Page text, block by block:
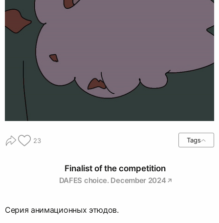
23 Tags
Finalist of the competition
DAFES choice. December 2024
Серия анимационных этюдов.